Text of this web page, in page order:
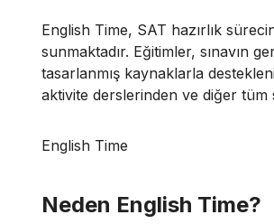
English Time, SAT hazırlık
sunmaktadır. Eğitimler, sınavın
tasarlanmış kaynaklarla
aktivite derslerinden ve diğer
English Time
Neden English Time?